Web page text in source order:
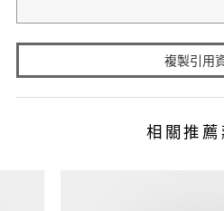
複製引用
相關推薦